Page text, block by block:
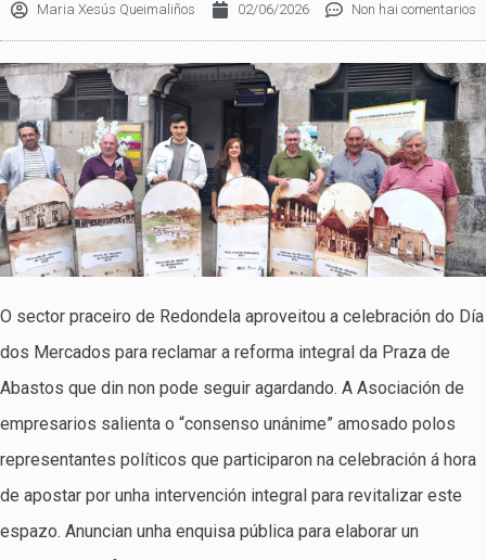
Maria Xesús Queimaliños 02/06/2026 Non hai comentarios
O sector praceiro de Redondela aproveitou a celebración do Día
dos Mercados para reclamar a reforma integral da Praza de
Abastos que din non pode seguir agardando. A Asociación de
empresarios salienta o “consenso unánime” amosado polos
representantes políticos que participaron na celebración á hora
de apostar por unha intervención integral para revitalizar este
espazo. Anuncian unha enquisa pública para elaborar un